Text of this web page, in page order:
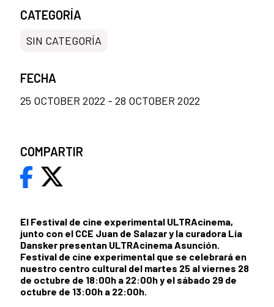
El Festival de cine experimental ULTRAcinema,
junto con el CCE Juan de Salazar y la curadora Lía
Dansker presentan ULTRAcinema Asunción.
Festival de cine experimental que se celebrará en
nuestro centro cultural del martes 25 al viernes 28
de octubre de 18:00h a 22:00h y el sábado 29 de
octubre de 13:00h a 22:00h.
CATEGORÍA
SIN CATEGORÍA
FECHA
25 OCTOBER 2022 - 28 OCTOBER 2022
COMPARTIR